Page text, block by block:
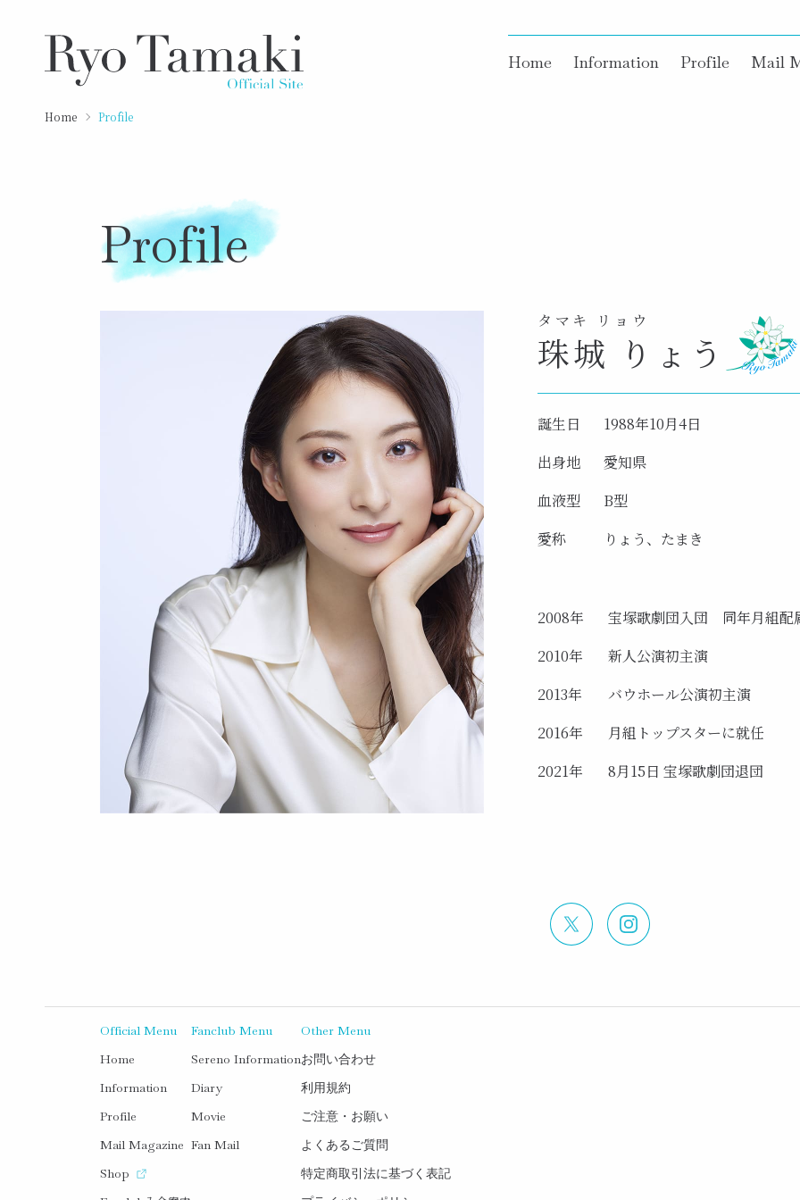
Home Information Profile Mail
Home Profile
Profile
タマキ リョウ
珠城 りょう
誕生日
1988年10月4日
出身地
愛知県
血液型
B型
愛称
りょう、たまき
2008年
宝塚歌劇団入団 同年月組配
2010年
新人公演初主演
2013年
バウホール公演初主演
2016年
月組トップスターに就任
2021年
8月15日 宝塚歌劇団退団
Official Menu
Home
Information
Profile
Mail Magazine
Shop
Fanclub Menu
Sereno Information
Diary
Movie
Fan Mail
Other Menu
お問い合わせ
利用規約
ご注意・お願い
よくあるご質問
特定商取引法に基づく表記